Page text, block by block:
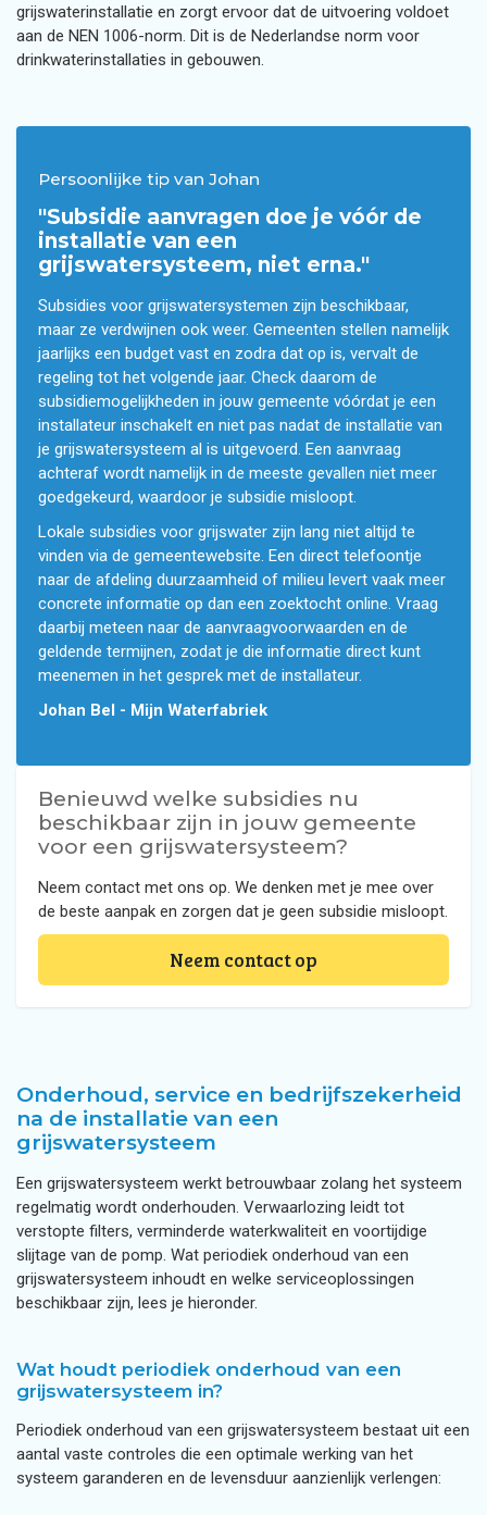
grijswaterinstallatie en zorgt ervoor dat de uitvoering voldoet
aan de NEN 1006-norm. Dit is de Nederlandse norm voor
drinkwaterinstallaties in gebouwen.
Persoonlijke tip van Johan
"Subsidie aanvragen doe je vóór de
installatie van een
grijswatersysteem, niet erna."
Subsidies voor grijswatersystemen zijn beschikbaar,
maar ze verdwijnen ook weer. Gemeenten stellen namelijk
jaarlijks een budget vast en zodra dat op is, vervalt de
regeling tot het volgende jaar. Check daarom de
subsidiemogelijkheden in jouw gemeente vóórdat je een
installateur inschakelt en niet pas nadat de installatie van
je grijswatersysteem al is uitgevoerd. Een aanvraag
achteraf wordt namelijk in de meeste gevallen niet meer
goedgekeurd, waardoor je subsidie misloopt.
Lokale subsidies voor grijswater zijn lang niet altijd te
vinden via de gemeentewebsite. Een direct telefoontje
naar de afdeling duurzaamheid of milieu levert vaak meer
concrete informatie op dan een zoektocht online. Vraag
daarbij meteen naar de aanvraagvoorwaarden en de
geldende termijnen, zodat je die informatie direct kunt
meenemen in het gesprek met de installateur.
Johan Bel - Mijn Waterfabriek
Benieuwd welke subsidies nu
beschikbaar zijn in jouw gemeente
voor een grijswatersysteem?
Neem contact met ons op. We denken met je mee over
de beste aanpak en zorgen dat je geen subsidie misloopt.
Neem contact op
Onderhoud, service en bedrijfszekerheid
na de installatie van een
grijswatersysteem
Een grijswatersysteem werkt betrouwbaar zolang het systeem
regelmatig wordt onderhouden. Verwaarlozing leidt tot
verstopte filters, verminderde waterkwaliteit en voortijdige
slijtage van de pomp. Wat periodiek onderhoud van een
grijswatersysteem inhoudt en welke serviceoplossingen
beschikbaar zijn, lees je hieronder.
Wat houdt periodiek onderhoud van een
grijswatersysteem in?
Periodiek onderhoud van een grijswatersysteem bestaat uit een
aantal vaste controles die een optimale werking van het
systeem garanderen en de levensduur aanzienlijk verlengen: